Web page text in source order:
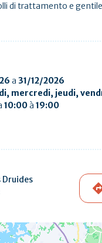
di trattamento e
a 31/12/2026
mercredi, jeudi,
10:00à 19:00
Druides